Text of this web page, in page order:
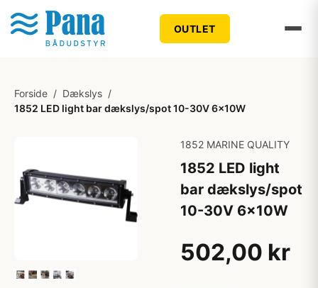
OUTLET
Forside / Dækslys /
1852 LED light bar dækslys/spot 10-30V 6x10W
1852 MARINE QUALITY
1852 LED light
bar dækslys/spot
10-30V 6x10W
502,00 kr